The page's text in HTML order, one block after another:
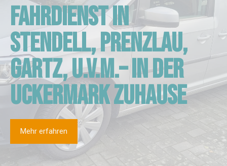
Fahrdienst in
Stendell, Prenzlau,
Gartz, u.v.m.– in der
Uckermark zuhause
Mehr erfahren